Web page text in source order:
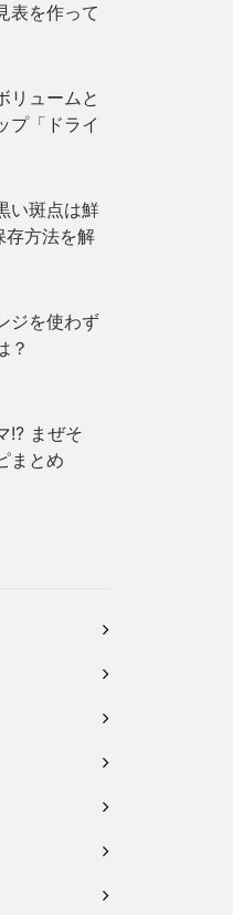
表を作って
リュームと
プ「ドライ
い斑点は鮮
存方法を解
ジを使わず
？
!? まぜそ
まとめ